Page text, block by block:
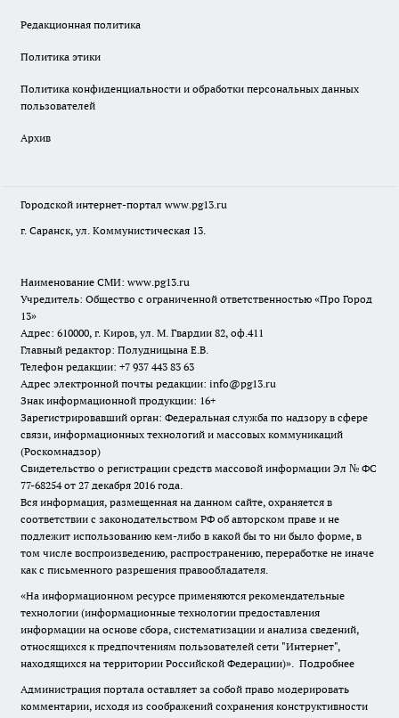
Редакционная политика
Политика этики
Политика конфиденциальности и обработки персональных данных
пользователей
Архив
Городской интернет-портал www.pg13.ru
г. Саранск, ул. Коммунистическая 13.
Наименование СМИ: www.pg13.ru
Учредитель: Общество с ограниченной ответственностью «Про Город
13»
Адрес: 610000, г. Киров, ул. М. Гвардии 82, оф.411
Главный редактор: Полудницына Е.В.
Телефон редакции: +7 937 443 83 63
Адрес электронной почты редакции: info@pg13.ru
Знак информационной продукции: 16+
Зарегистрировавший орган: Федеральная служба по надзору в сфере
связи, информационных технологий и массовых коммуникаций
(Роскомнадзор)
Свидетельство о регистрации средств массовой информации Эл № ФС
77-68254 от 27 декабря 2016 года.
Вся информация, размещенная на данном сайте, охраняется в
соответствии с законодательством РФ об авторском праве и не
подлежит использованию кем-либо в какой бы то ни было форме, в
том числе воспроизведению, распространению, переработке не иначе
как с письменного разрешения правообладателя.
«На информационном ресурсе применяются рекомендательные
технологии (информационные технологии предоставления
информации на основе сбора, систематизации и анализа сведений,
относящихся к предпочтениям пользователей сети "Интернет",
находящихся на территории Российской Федерации)». Подробнее
Администрация портала оставляет за собой право модерировать
комментарии, исходя из соображений сохранения конструктивности